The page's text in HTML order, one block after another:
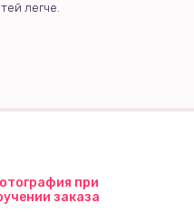
легче.
при
заказа